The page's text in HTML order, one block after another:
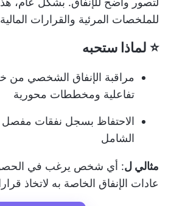
للملخصات المرئية والقرارات
⭐ لماذا ستحبه
مراقبة الإنفاق الشخصي من
تفاعلية ومخططات محورية
الاحتفاظ بسجل نفقات مفصل
الشامل
مثالي ل: أي شخص يرغب في
عادات الإنفاق الخاصة به لاتخاذ